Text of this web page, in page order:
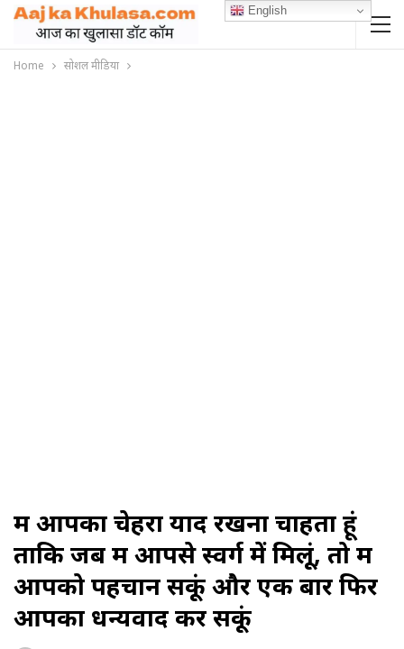
Home सोशल मीडिया
मैं आपका चेहरा याद रखना चाहता हूं
ताकि जब मैं आपसे स्वर्ग में मिलूं, तो मैं
आपको पहचान सकूं और एक बार फिर
आपका धन्यवाद कर सकूं
English